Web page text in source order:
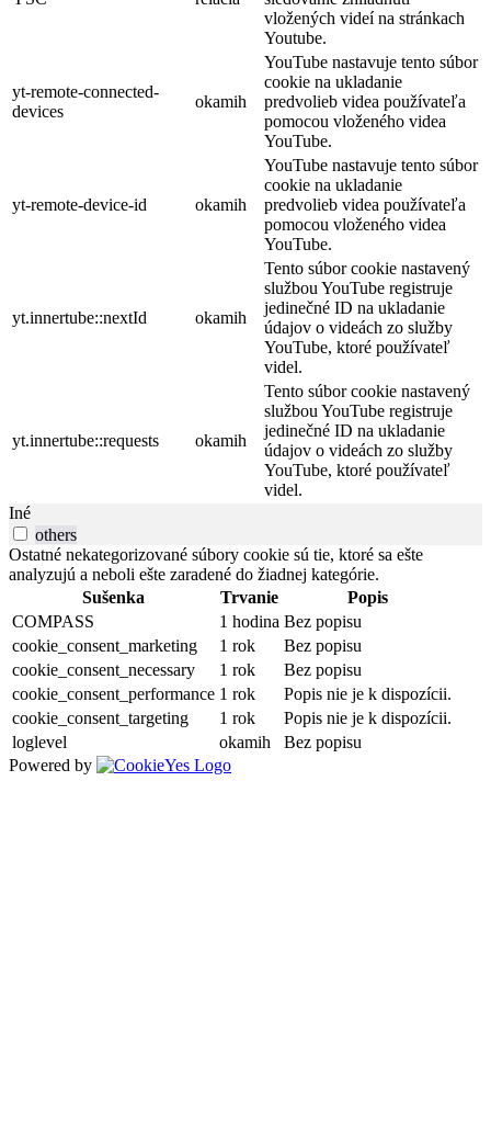
vložených videí na stránkach
Youtube.
yt-remote-connected-
devices
okamih
YouTube nastavuje tento súbor
cookie na ukladanie
predvolieb videa používateľa
pomocou vloženého videa
YouTube.
yt-remote-device-id okamih
YouTube nastavuje tento súbor
cookie na ukladanie
predvolieb videa používateľa
pomocou vloženého videa
YouTube.
yt.innertube::nextId okamih
Tento súbor cookie nastavený
službou YouTube registruje
jedinečné ID na ukladanie
údajov o videách zo služby
YouTube, ktoré používateľ
videl.
yt.innertube::requests okamih
Tento súbor cookie nastavený
službou YouTube registruje
jedinečné ID na ukladanie
údajov o videách zo služby
YouTube, ktoré používateľ
videl.
Iné
others
Ostatné nekategorizované súbory cookie sú tie, ktoré sa ešte
analyzujú a neboli ešte zaradené do žiadnej kategórie.
Sušenka
Trvanie
Popis
COMPASS
1 hodina Bez popisu
cookie_consent_marketing
1 rok
Bez popisu
cookie_consent_necessary
1 rok
Bez popisu
cookie_consent_performance 1 rok
Popis nie je k dispozícii.
cookie_consent_targeting
1 rok
Popis nie je k dispozícii.
loglevel
okamih
Bez popisu
Powered by